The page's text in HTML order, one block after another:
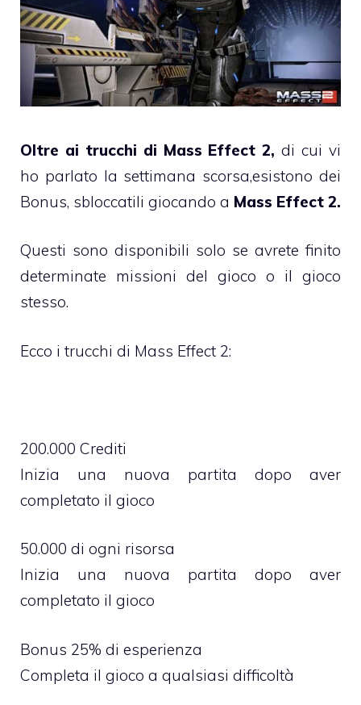
Oltre ai trucchi di Mass Effect 2, di cui vi
ho parlato la settimana scorsa,esistono dei
Bonus, sbloccatili giocando a Mass Effect 2.
Questi sono disponibili solo se avrete finito
determinate missioni del gioco o il gioco
stesso.
Ecco i trucchi di Mass Effect 2:
200.000 Crediti
Inizia una nuova partita dopo aver
completato il gioco
50.000 di ogni risorsa
Inizia una nuova partita dopo aver
completato il gioco
Bonus 25% di esperienza
Completa il gioco a qualsiasi difficoltà